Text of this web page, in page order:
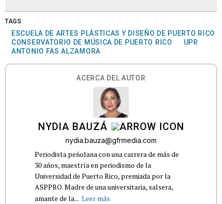
TAGS
ESCUELA DE ARTES PLÁSTICAS Y DISEÑO DE PUERTO RICO
CONSERVATORIO DE MÚSICA DE PUERTO RICO
UPR
ANTONIO FAS ALZAMORA
ACERCA DEL AUTOR
NYDIA BAUZÁ
nydia.bauza@gfrmedia.com
Periodista peñolana con una carrera de más de
30 años, maestría en periodismo de la
Universidad de Puerto Rico, premiada por la
ASPPRO. Madre de una universitaria, salsera,
amante de la... Leer más